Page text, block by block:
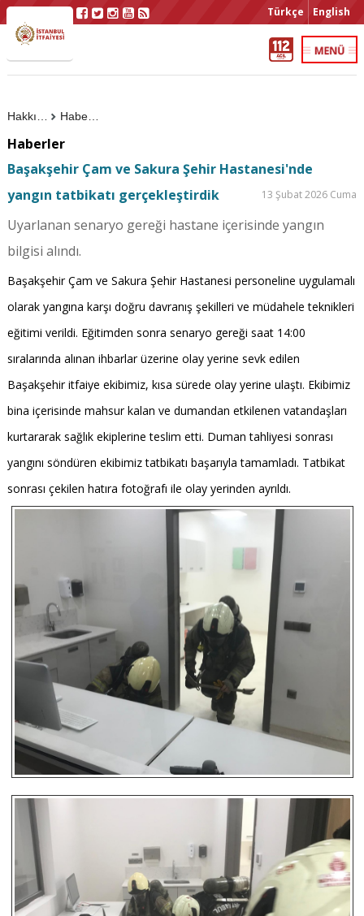
Türkçe English
Haberler
Haberler
Başakşehir Çam ve Sakura Şehir Hastanesi'nde
yangın tatbikatı gerçekleştirdik
13 Şubat 2026 Cuma
Uyarlanan senaryo gereği hastane içerisinde yangın
bilgisi alındı.
Başakşehir Çam ve Sakura Şehir Hastanesi personeline uygulamalı
olarak yangına karşı doğru davranış şekilleri ve müdahele teknikleri
eğitimi verildi. Eğitimden sonra senaryo gereği saat 14:00
sıralarında alınan ihbarlar üzerine olay yerine sevk edilen
Başakşehir itfaiye ekibimiz, kısa sürede olay yerine ulaştı. Ekibimiz
bina içerisinde mahsur kalan ve dumandan etkilenen vatandaşları
kurtararak sağlık ekiplerine teslim etti. Duman tahliyesi sonrası
yangını söndüren ekibimiz tatbikatı başarıyla tamamladı. Tatbikat
sonrası çekilen hatıra fotoğrafı ile olay yerinden ayrıldı.